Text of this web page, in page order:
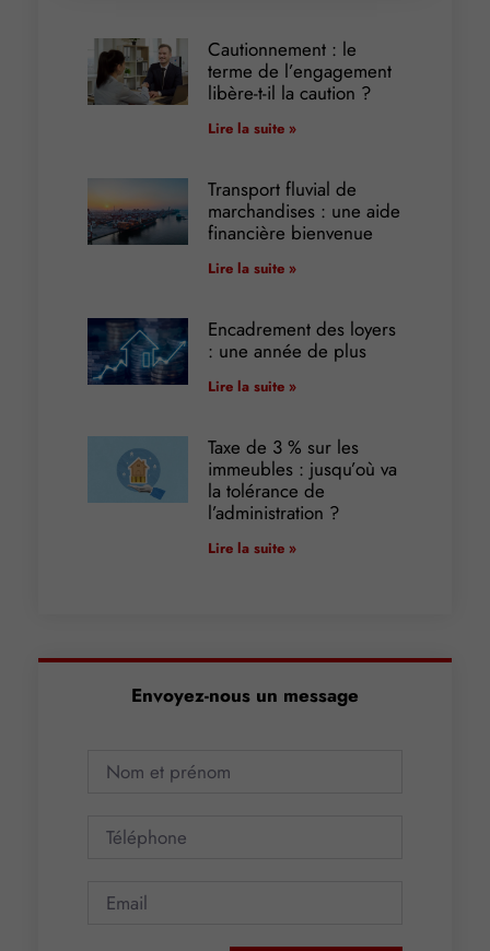
Cautionnement : le
terme de l’engagement
libère-t-il la caution ?
Lire la suite »
Transport fluvial de
marchandises : une aide
financière bienvenue
Lire la suite »
Encadrement des loyers
: une année de plus
Lire la suite »
Taxe de 3 % sur les
immeubles : jusqu’où va
la tolérance de
l’administration ?
Lire la suite »
Envoyez-nous un message